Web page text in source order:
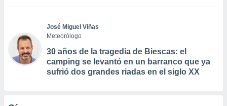
José Miguel Viñas
Meteorólogo
30 años de la tragedia de Biescas: el
camping se levantó en un barranco que ya
sufrió dos grandes riadas en el siglo XX